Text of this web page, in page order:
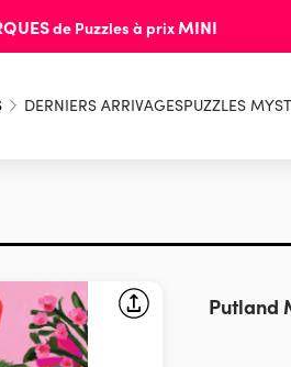
de Puzzles à prix MINI
DERNIERS ARRIVAGESPUZZLES
Putland